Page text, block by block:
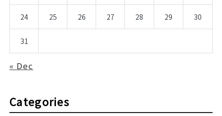
24 25 26 27 28 29 30
31
« Dec
Categories